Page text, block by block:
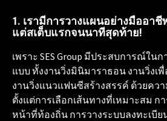
1. เรามีการวางแผนอย่างมืออา
แต่สเต็บแรกจนนาทีสุดท้าย!
เพราะ SES Group มีประสบการณ์ใน
แบบ ทั้งงานวิ่งมินิมาราธอน งานวิ่งเ
งานวิ่งแนวแฟนซีสร้างสรรค์ ด้วยควา
ตั้งแต่การเลือกเส้นทางที่เหมาะสม ก
หน้าที่ท้องถิ่น การวางระบบลงทะเบีย